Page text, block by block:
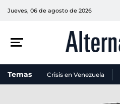
Jueves, 06 de agosto de 2026
Temas Crisis en Venezuela